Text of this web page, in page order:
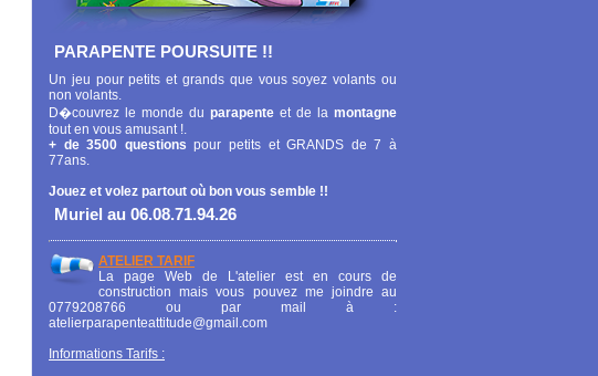
PARAPENTE POURSUITE !!
Un jeu pour petits et grands que vous soyez volants ou
non volants.
D�couvrez le monde du parapente et de la montagne
tout en vous amusant !.
+ de 3500 questions pour petits et GRANDS de 7 à
77ans.
Jouez et volez partout où bon vous semble !!
Muriel au 06.08.71.94.26
ATELIER TARIF
La page Web de L'atelier est en cours de
construction mais vous pouvez me joindre au
0779208766 ou par mail à :
atelierparapenteattitude@gmail.com
Informations Tarifs :